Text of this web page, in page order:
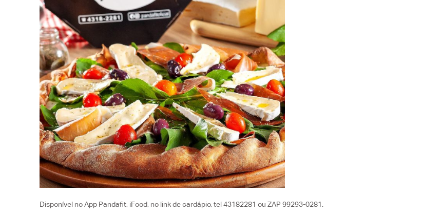
Disponível no App Pandafit, iFood, no link de cardápio, tel 43182281 ou ZAP 99293-0281.